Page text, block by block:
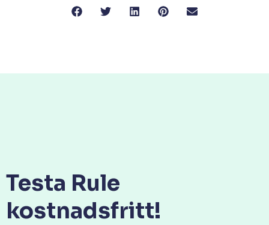
Testa Rule
kostnadsfritt!